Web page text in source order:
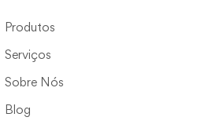
Produtos
Serviços
Sobre Nós
Blog